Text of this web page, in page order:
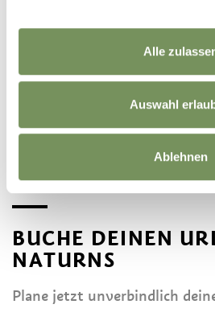
Alle
Auswahl
Ablehnen
WEINANBAU IN NATURNS
BUCHE DEINEN
NATURNS
Plane jetzt unverbindlich